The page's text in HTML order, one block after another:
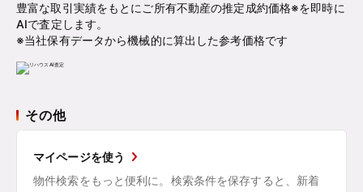
豊富な取引実績をもとにご所有不動産の推定成約価格※を即時に
AIで査定します。
※当社保有データから機械的に算出した参考価格です
その他
マイページを使う
物件検索をもっと便利に。検索条件を保存すると、新着